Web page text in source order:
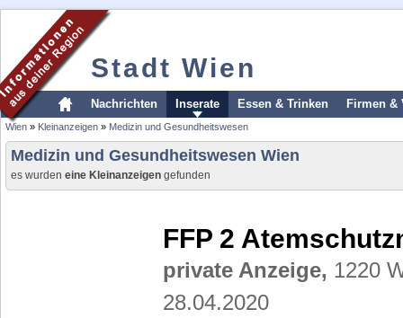
Stadt Wien
Nachrichten Inserate Essen & Trinken Firmen &
Wien » Kleinanzeigen » Medizin und Gesundheitswesen
Medizin und Gesundheitswesen Wien
es wurden eine Kleinanzeigen gefunden
FFP 2
private Anzeige, 1220
28.04.2020